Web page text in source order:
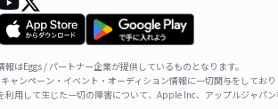
はEggs / パートナー企業が提供しているものとなります。
ンペーン・イベント・オーディション情報に一切関与をしており
用して生じた一切の障害について、Apple Inc、アップルジャパン